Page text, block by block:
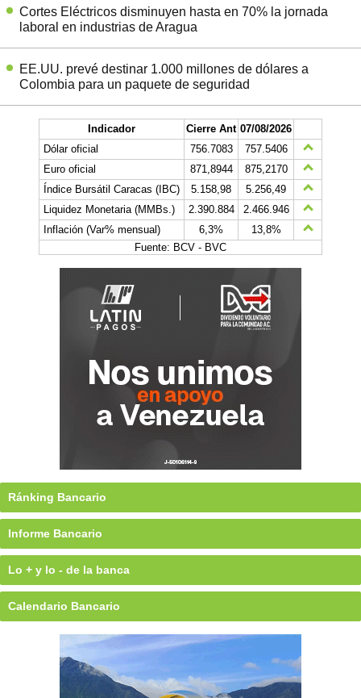
Cortes Eléctricos disminuyen hasta en 70% la jornada
laboral en industrias de Aragua
EE.UU. prevé destinar 1.000 millones de dólares a
Colombia para un paquete de seguridad
Indicador Cierre Ant 07/08/2026
Dólar oficial
756.7083
757.5406
Euro oficial
871,8944
875,2170
Índice Bursátil Caracas (IBC)
5.158,98
5.256,49
Liquidez Monetaria (MMBs.)
2.390.884
2.466.946
Inflación (Var% mensual)
6,3%
13,8%
Fuente: BCV - BVC
Ránking Bancario
Informe Bancario
Lo + y lo - de la banca
Calendario Bancario